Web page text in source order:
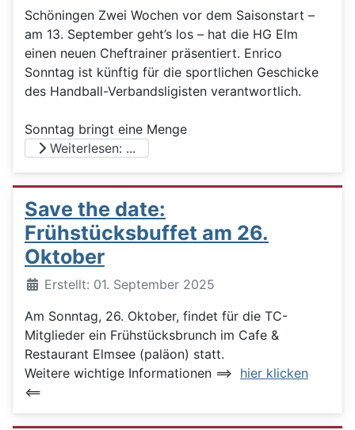
Schöningen Zwei Wochen vor dem Saisonstart –
am 13. September geht’s los – hat die HG Elm
einen neuen Cheftrainer präsentiert. Enrico
Sonntag ist künftig für die sportlichen Geschicke
des Handball-Verbandsligisten verantwortlich.
Sonntag bringt eine Menge
Weiterlesen: ...
Save the date:
Frühstücksbuffet am 26.
Oktober
DetailsErstellt: 01. September 2025
Am Sonntag, 26. Oktober, findet für die TC-
Mitglieder ein Frühstücksbrunch im Cafe &
Restaurant Elmsee (paläon) statt.
Weitere wichtige Informationen ==> hier klicken
<==